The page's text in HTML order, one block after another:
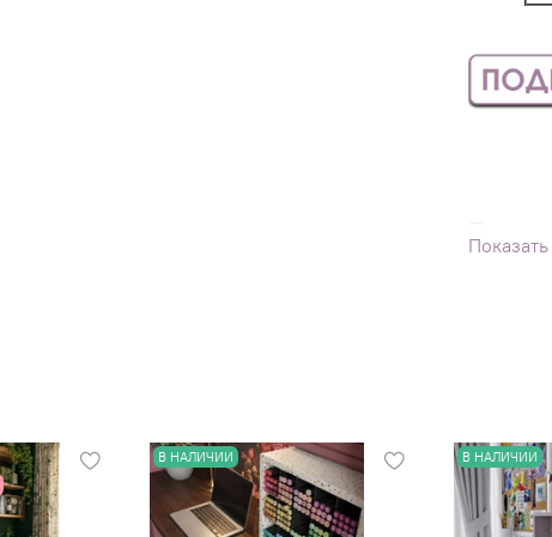
В НАЛИЧИИ В НАЛИЧИИ